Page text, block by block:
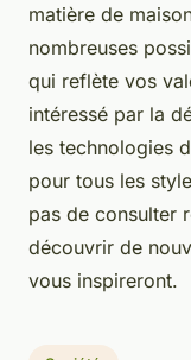
matière de
nombreuses
qui reflète vos
intéressé par la
les technologies
pour tous les
pas de consulter
découvrir de
vous inspireront.